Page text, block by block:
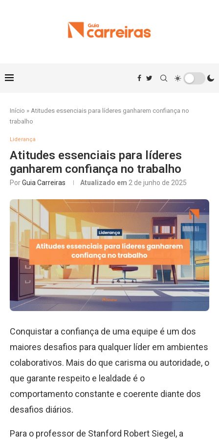
Início » Atitudes essenciais para líderes ganharem confiança no
trabalho
Liderança
Atitudes essenciais para líderes
ganharem confiança no trabalho
PorGuia Carreiras Atualizado em 2 de junho de 2025
Conquistar a confiança de uma equipe é um dos
maiores desafios para qualquer líder em ambientes
colaborativos. Mais do que carisma ou autoridade, o
que garante respeito e lealdade é o
comportamento constante e coerente diante dos
desafios diários.
Para o professor de Stanford Robert Siegel, a